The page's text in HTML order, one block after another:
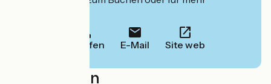
Anrufen E-Mail Site web
Localisation